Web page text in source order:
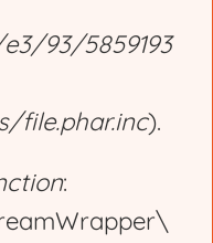
93/5859193
file.phar.inc).
: